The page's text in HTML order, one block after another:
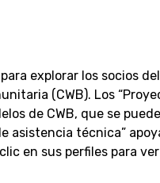
explorar los socios
(CWB). Los
de CWB, que se
asistencia técnica”
en sus perfiles para